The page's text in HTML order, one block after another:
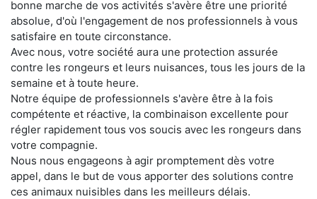
bonne marche de vos activités s'avère être une priorité
absolue, d'où l'engagement de nos professionnels à vous
satisfaire en toute circonstance.
Avec nous, votre société aura une protection assurée
contre les rongeurs et leurs nuisances, tous les jours de la
semaine et à toute heure.
Notre équipe de professionnels s'avère être à la fois
compétente et réactive, la combinaison excellente pour
régler rapidement tous vos soucis avec les rongeurs dans
votre compagnie.
Nous nous engageons à agir promptement dès votre
appel, dans le but de vous apporter des solutions contre
ces animaux nuisibles dans les meilleurs délais.